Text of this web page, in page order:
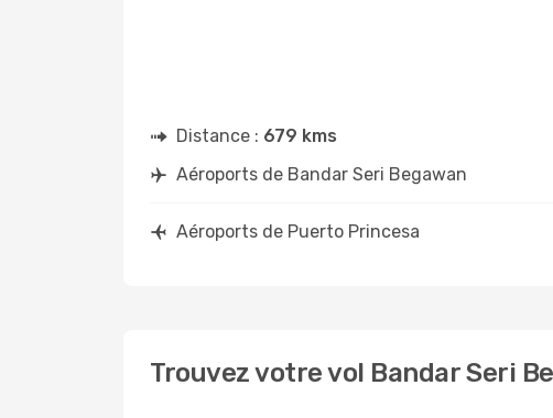
Distance : 679 kms
Aéroports de Bandar Seri Begawan
Aéroports de Puerto Princesa
Trouvez votre vol Bandar Seri